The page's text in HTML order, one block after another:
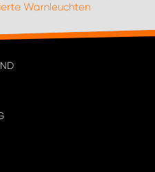
Warnleuchten